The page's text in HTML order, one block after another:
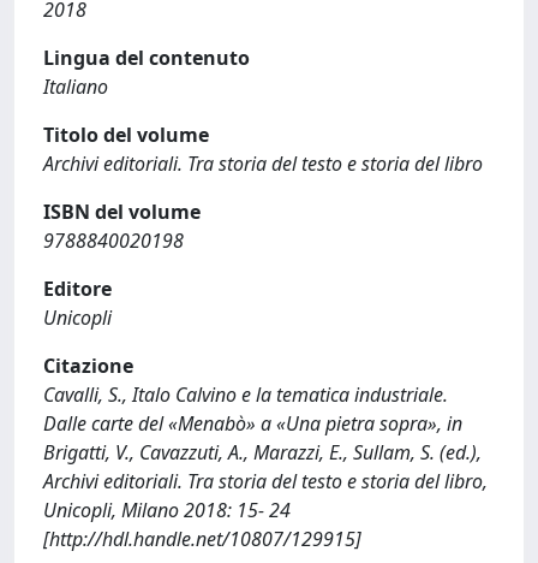
2018
Lingua del contenuto
Italiano
Titolo del volume
Archivi editoriali. Tra storia del testo e storia del libro
ISBN del volume
9788840020198
Editore
Unicopli
Citazione
Cavalli, S., Italo Calvino e la tematica industriale.
Dalle carte del «Menabò» a «Una pietra sopra», in
Brigatti, V., Cavazzuti, A., Marazzi, E., Sullam, S. (ed.),
Archivi editoriali. Tra storia del testo e storia del libro,
Unicopli, Milano 2018: 15- 24
[http://hdl.handle.net/10807/129915]